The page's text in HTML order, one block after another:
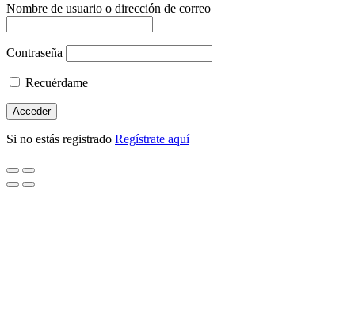
Nombre de usuario o dirección de correo
Contraseña
Recuérdame
Si no estás registrado Regístrate aquí